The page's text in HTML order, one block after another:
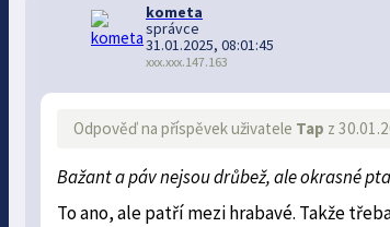
kometa
správce
31.01.2025, 08:01:45
xxx.xxx.147.163
Odpověď na příspěvek uživatele Tap z
Bažant a páv nejsou drůbež, ale okrasné
To ano, ale patří mezi hrabavé. Takže